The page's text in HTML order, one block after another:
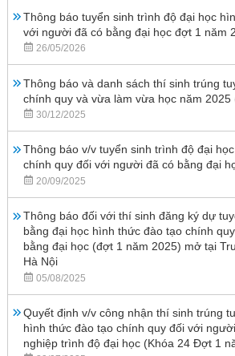
Thông báo tuyển sinh trình độ đại học
với người đã có bằng đại học đợt 1 năm
26/05/2026
Thông báo và danh sách thí sinh trúng
chính quy và vừa làm vừa học năm
30/12/2025
Thông báo v/v tuyển sinh trình độ đại
chính quy đối với người đã có bằng đại
20/09/2025
Thông báo đối với thí sinh đăng ký dự
bằng đại học hình thức đào tạo chính
bằng đại học (đợt 1 năm 2025) mở tại
Hà Nội
05/08/2025
Quyết định v/v công nhận thí sinh trúng
hình thức đào tạo chính quy đối với
nghiệp trình độ đại học (Khóa 24 Đợt 1